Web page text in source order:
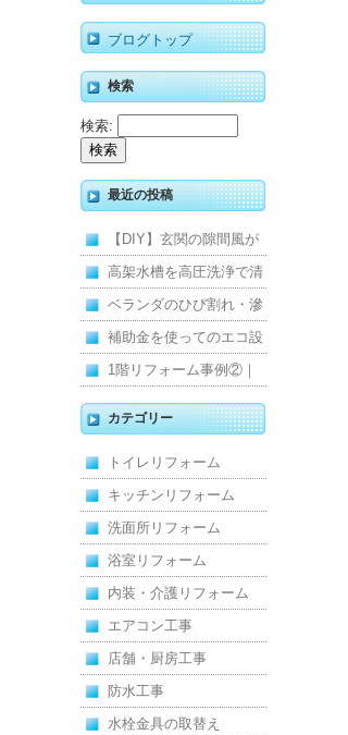
ブログトップ
検索
検索:
最近の投稿
【DIY】玄関の隙間風が
寒くて断熱ドアに交換し
ました
高架水槽を高圧洗浄で清
掃！衛生的な給水環境を
維持｜施工事例
ベランダのひび割れ・滲
みを解消！賃貸マンショ
ン防水工事
補助金を使ってのエコ設
備住宅リフォーム
1階リフォーム事例②｜
キッチン・床・収納を一
新し、扉新設で動線を整
えた全面改修
カテゴリー
トイレリフォーム
キッチンリフォーム
洗面所リフォーム
浴室リフォーム
内装・介護リフォーム
エアコン工事
店舗・厨房工事
防水工事
水栓金具の取替え